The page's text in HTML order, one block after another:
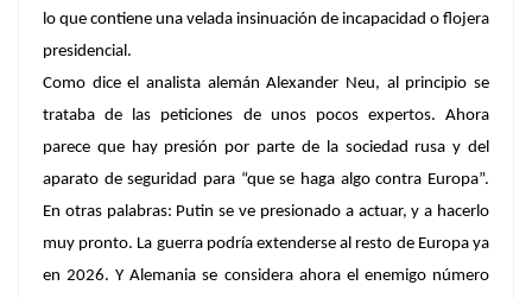
lo que contiene una velada insinuación de incapacidad o flojera
presidencial.
Como dice el analista alemán Alexander Neu, al principio se
trataba de las peticiones de unos pocos expertos. Ahora
parece que hay presión por parte de la sociedad rusa y del
aparato de seguridad para “que se haga algo contra Europa”.
En otras palabras: Putin se ve presionado a actuar, y a hacerlo
muy pronto. La guerra podría extenderse al resto de Europa ya
en 2026. Y Alemania se considera ahora el enemigo número